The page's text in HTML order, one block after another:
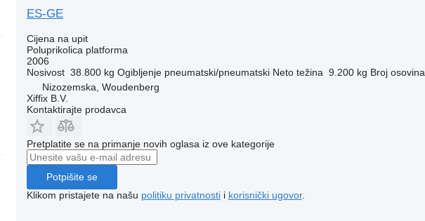
ES-GE
Cijena na upit
Poluprikolica platforma
2006
Nosivost 38.800 kg Ogibljenje pneumatski/pneumatski Neto težina 9.200 kg Broj osovina
Nizozemska, Woudenberg
Xiffix B.V.
Kontaktirajte prodavca
Pretplatite se na primanje novih oglasa iz ove kategorije
Potpišite se
Klikom pristajete na našu politiku privatnostii korisnički ugovor.